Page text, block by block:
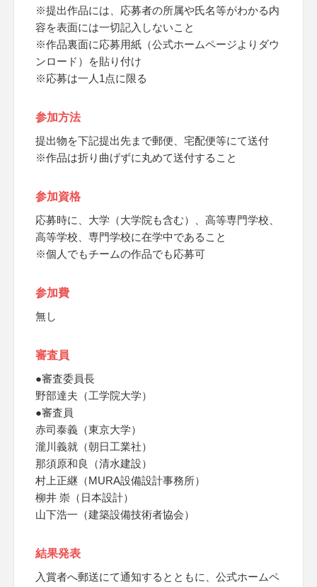
※提出作品には、応募者の所属や氏名等がわかる内
容を表面には一切記入しないこと
※作品裏面に応募用紙（公式ホームページよりダウ
ンロード）を貼り付け
※応募は一人1点に限る
参加方法
提出物を下記提出先まで郵便、宅配便等にて送付
※作品は折り曲げずに丸めて送付すること
参加資格
応募時に、大学（大学院も含む）、高等専門学校、
高等学校、専門学校に在学中であること
※個人でもチームの作品でも応募可
参加費
無し
審査員
●審査委員長
野部達夫（工学院大学）
●審査員
赤司泰義（東京大学）
瀧川義就（朝日工業社）
那須原和良（清水建設）
村上正継（MURA設備設計事務所）
柳井 崇（日本設計）
山下浩一（建築設備技術者協会）
結果発表
入賞者へ郵送にて通知するとともに、公式ホームペ